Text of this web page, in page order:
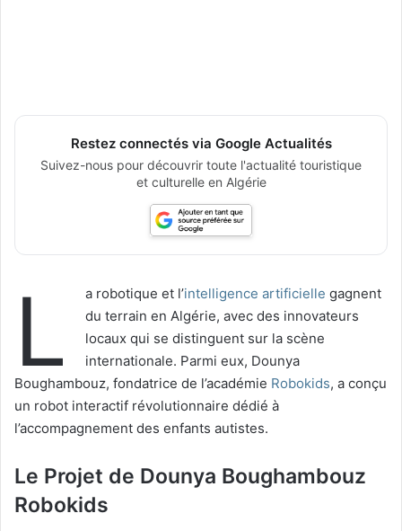
Restez connectés via Google Actualités
Suivez-nous pour découvrir toute l'actualité touristique
et culturelle en Algérie
L a robotique et l’intelligence artificielle gagnent
du terrain en Algérie, avec des innovateurs
locaux qui se distinguent sur la scène
internationale. Parmi eux, Dounya
Boughambouz, fondatrice de l’académie Robokids, a conçu
un robot interactif révolutionnaire dédié à
l’accompagnement des enfants autistes.
Le Projet de Dounya Boughambouz
Robokids